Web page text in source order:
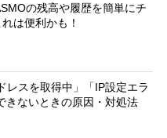
の残高や履歴を簡単にチ
は便利かも！
レスを取得中」「IP設定エラ
きないときの原因・対処法